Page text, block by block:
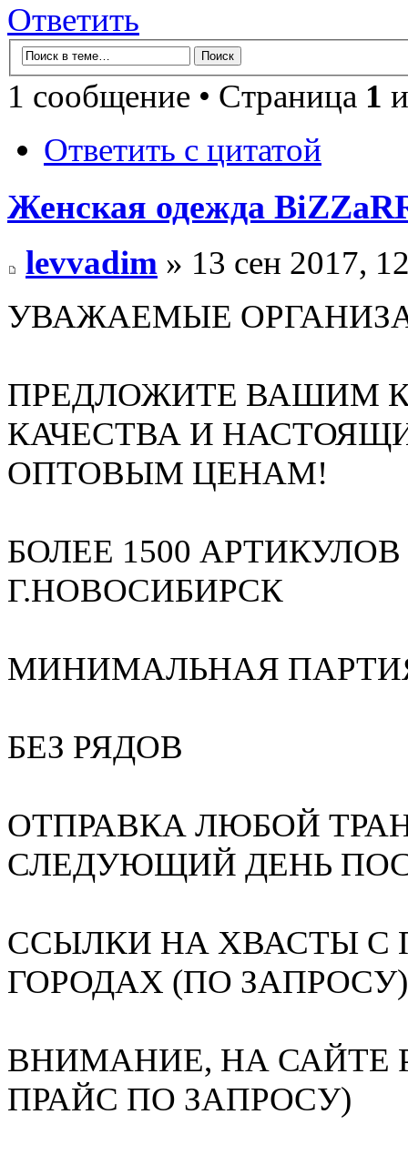
Ответить
1 сообщение • Страница 1
Ответить с цитатой
Женская одежда
levvadim » 13 сен 2017,
УВАЖАЕМЫЕ
ПРЕДЛОЖИТЕ ВАШИМ
КАЧЕСТВА И
ОПТОВЫМ ЦЕНАМ!
БОЛЕЕ 1500
Г.НОВОСИБИРСК
МИНИМАЛЬНАЯ ПАРТИЯ
БЕЗ РЯДОВ
ОТПРАВКА ЛЮБОЙ
СЛЕДУЮЩИЙ ДЕНЬ
ССЫЛКИ НА ХВАСТЫ С
ГОРОДАХ (ПО ЗАПРОСУ)
ВНИМАНИЕ, НА САЙТЕ
ПРАЙС ПО ЗАПРОСУ)